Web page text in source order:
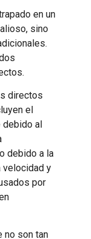
en un
sino
directos
el
debido al
debido a la
velocidad y
por
no son tan